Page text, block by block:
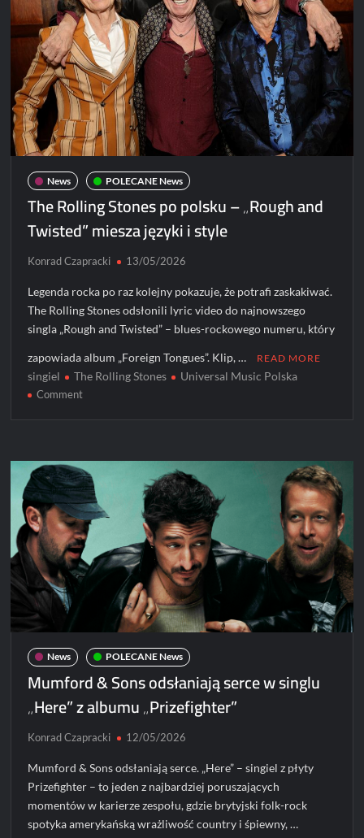
lat
w
klipie
do
„In
The
Stars”
News POLECANE News
The Rolling Stones po polsku – „Rough and
Twisted” miesza języki i style
Konrad Czapracki 13/05/2026
Legenda rocka po raz kolejny pokazuje, że potrafi zaskakiwać.
The Rolling Stones odsłonili lyric video do najnowszego
singla „Rough and Twisted” – blues-rockowego numeru, który
zapowiada album „Foreign Tongues”. Klip, … READ MORE
singiel The Rolling Stones Universal Music Polska
Commenton
po
polsku
–
„Rough
and
Twisted”
miesza
News POLECANE News
Mumford & Sons odsłaniają serce w singlu
„Here” z albumu „Prizefighter”
Konrad Czapracki 12/05/2026
Mumford & Sons odsłaniają serce. „Here” – singiel z płyty
Prizefighter – to jeden z najbardziej poruszających
momentów w karierze zespołu, gdzie brytyjski folk-rock
spotyka amerykańską wrażliwość country i śpiewny, …